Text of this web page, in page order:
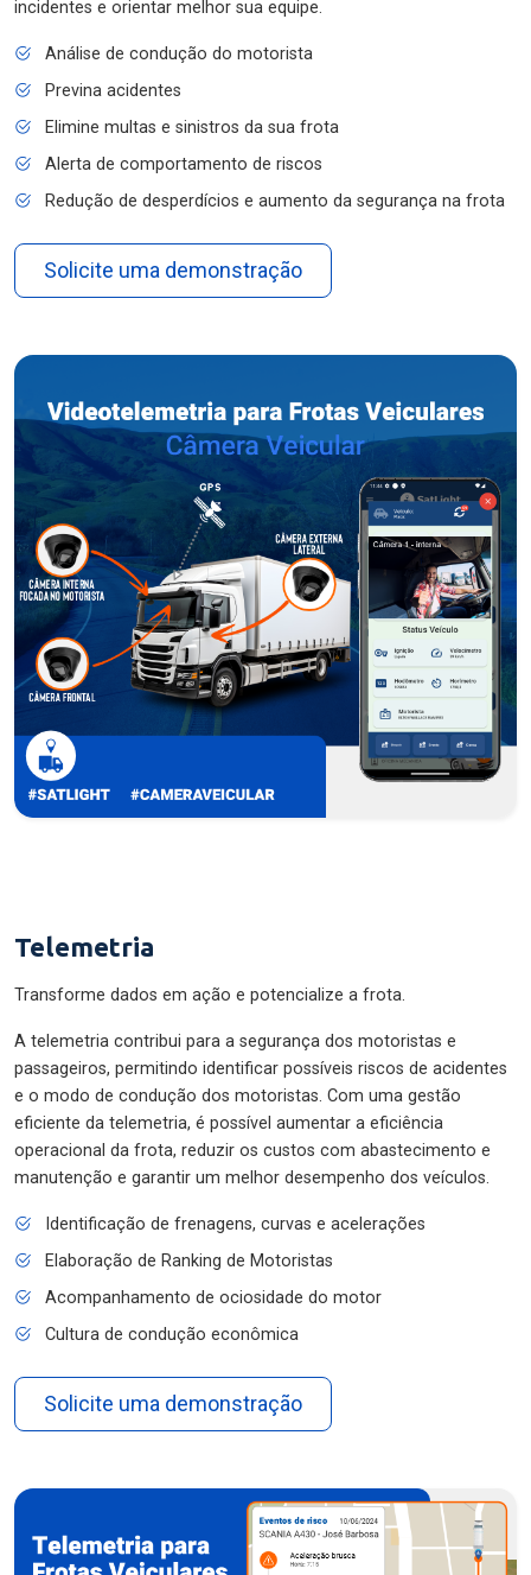
incidentes e orientar melhor sua equipe.
Análise de condução do motorista
Previna acidentes
Elimine multas e sinistros da sua frota
Alerta de comportamento de riscos
Redução de desperdícios e aumento da segurança na frota
Solicite uma demonstração
Telemetria
Transforme dados em ação e potencialize a frota.
A telemetria contribui para a segurança dos motoristas e
passageiros, permitindo identificar possíveis riscos de acidentes
e o modo de condução dos motoristas. Com uma gestão
eficiente da telemetria, é possível aumentar a eficiência
operacional da frota, reduzir os custos com abastecimento e
manutenção e garantir um melhor desempenho dos veículos.
Identificação de frenagens, curvas e acelerações
Elaboração de Ranking de Motoristas
Acompanhamento de ociosidade do motor
Cultura de condução econômica
Solicite uma demonstração